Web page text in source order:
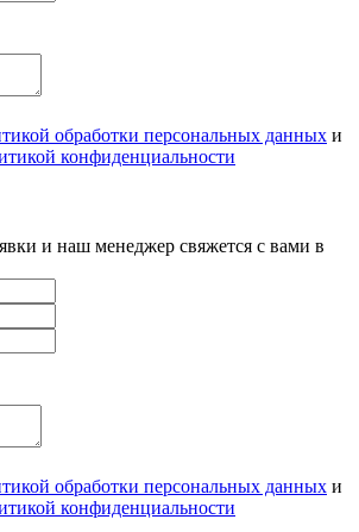
обработки персональных данных и
конфиденциальности
и наш менеджер свяжется с вами в
обработки персональных данных и
конфиденциальности